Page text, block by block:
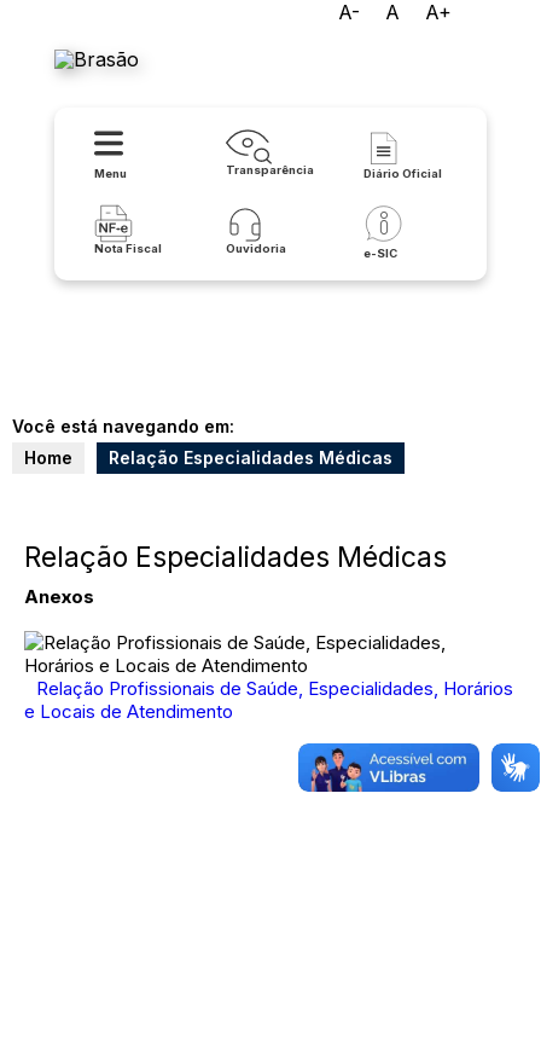
A- A A+
Menu Transparência Diário Oficial
Nota Fiscal Ouvidoria e-SIC
Você está navegando em:
Home
Relação Especialidades Médicas
Relação Especialidades Médicas
Anexos
Relação Profissionais de Saúde, Especialidades, Horários
e Locais de Atendimento